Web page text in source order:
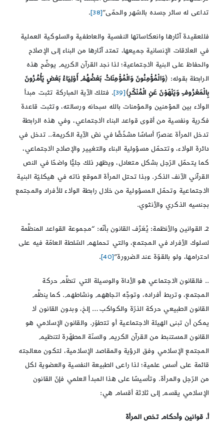
تداعى له سائر جسده بالسّهر والحمّى”[38]
.
فللعقيدة آثارها وانعكاساتها النفسية والعاطفية والسلوكية العملية
في العلاقات الإنسانية جميعها، تمتد آثارها من البناء إلى الإصلاح
والحفاظ على البنية الاجتماعية؛ لذا نجد القرآن الكريم يوضِّح هذه
الرابطة بقوله: ﴿وَالْمُؤْمِنُونَ وَالْمُؤْمِنَاتُ بَعْضُهُمْ أَوْلِيَاءُ بَعْضٍ يَأْمُرُونَ
بِالْمَعْرُوفِ وَيَنْهَوْنَ عَنِ الْمُنْكَرِ﴾[39]
. فتلك الآية المباركة تثبت مبدأ
الولاء بين المؤمنين والمؤمنات بالله سبحانه ورسالته، وتثبت قاعدة
فكرية ونفسية من أقوى قواعد البناء الاجتماعي، وفي هذه الرابطة
تدخل المرأة عنصرًا أساسًا مشخّصًّا في نصّ الآية الكريمة.. تدخل في
دائرة الولاء، وتتحمّل مسؤولية البناء والتغيير والإصلاح الاجتماعي،
كما يتحمّل الرّجل بشكل متعادل، ويظهر ذلك جليًّا واضحًا في النص
القرآني الآنف الذكر. وبذا تحتل المرأة الموقع ذاته في هيكليّة البنية
الاجتماعية وتحمّل المسؤولية من خلال رابطة الولاء للأفراد والمجتمع
بجنسيه الذكري والأنثوي.
2ـ القوانين والأنظمة: يُعَرَّف القانون بأنّه: “مجموعة القواعد المنظِّمة
لسلوك الأفراد في المجتمع، والتي تحملهم السّلطة العامّة فيه على
احترامها، ولو بالقوّة عند الضرورة”[40]
.
.. فالقانون الاجتماعي هو الأداة والوسيلة التي تنظِّم حركة
المجتمع، وتربط أفراده، وتوجِّه اتجاههم ونشاطهم. كما ينظِّم
القانون الطبيعي حركة الذرّة والكواكب… إلخ، وبدون القانون لا
يمكن أن تبنى الهيئة الاجتماعية أو تتطوّر. والقانون الإسلامي هو
القانون المستنبط من القرآن الكريم والسنّة المطهّرة لتنظيم
المجتمع الإسلامي وفق الرؤية والمقاصد الإسلامية، لتكون معالجته
قائمة على أسس علمية؛ لذا راعى الطبيعة النفسية والعضوية لكل
من الرّجل والمرأة. وتأسيسًا على هذا المبدأ العلمي فإنّ القانون
الإسلامي يقسم إلى ثلاثة أقسام هي:
أ. قوانين وأحكام تخص المرأة